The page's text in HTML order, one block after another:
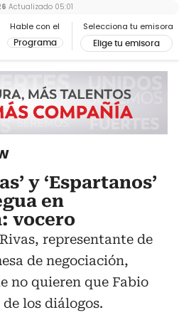
Hable con el
Programa
Selecciona tu emisora
Elige tu emisora
Actualizado 05:01
y ‘Espartanos’
en
vocero
representante de
de negociación,
no quieren que Fabio
los diálogos.